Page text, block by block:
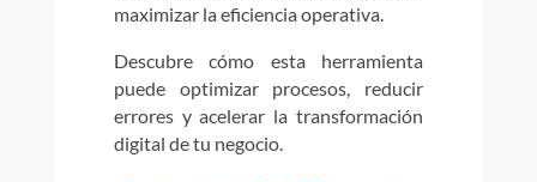
maximizar la eficiencia operativa.
Descubre cómo esta herramienta
puede optimizar procesos, reducir
errores y acelerar la transformación
digital de tu negocio.